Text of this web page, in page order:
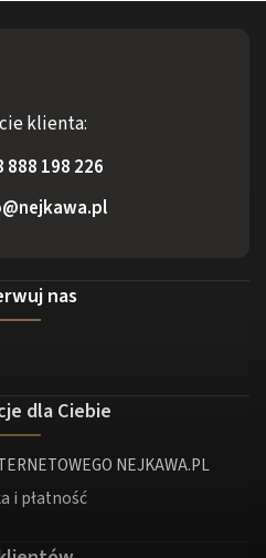
klienta:
888 198 226
nas
dla Ciebie
NEJKAWA.PL
i płatność